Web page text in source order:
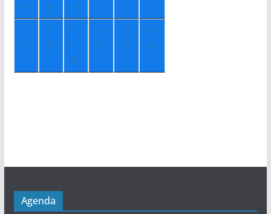
8°
0°
1°
+
7°
+
8°
+
1
0°
+1
1°
+1
2°
+1
4°
Agenda